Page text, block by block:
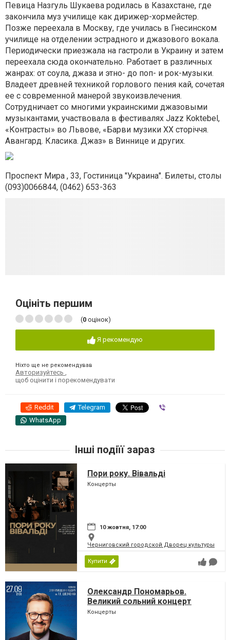
Певица Назгуль Шукаева родилась в Казахстане, где
закончила муз училище как дирижер-хормейстер.
Позже переехала в Москву, где училась в Гнесинском
училище на отделении эстрадного и джазового вокала.
Периодически приезжала на гастроли в Украину и затем
переехала сюда окончательно. Работает в различных
жанрах: от соула, джаза и этно- до поп- и рок-музыки.
Владеет древней техникой горлового пения кай, сочетая
ее с современной манерой звукоизвлечения.
Сотрудничает со многими украинскими джазовыми
музыкантами, участвовала в фестивалях Jazz Koktebel,
«Контрасты» во Львове, «Барви музики ХХ сторіччя.
Авангард. Класика. Джаз» в Виннице и других.
Проспект Мира , 33, Гостиница "Украина". Билеты, столы
(093)0066844, (0462) 653-363
Оцініть першим
(0 оцінок)
Я рекомендую
Ніхто ще не рекомендував
Авторизуйтесь
щоб оцінити і порекомендувати
Reddit Telegram
WhatsApp
Інші подіїї зараз
Пори року. Вівальді
Концерты
10 жовтня, 17:00
Черниговский городской Дворец культуры
Купити
Олександр Пономарьов.
Великий сольний концерт
Концерты